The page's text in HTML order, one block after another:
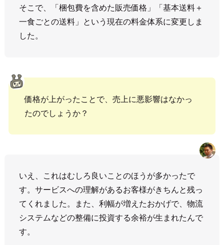
そこで、「梱包費を含めた販売価格」「基本送料＋
一食ごとの送料」という現在の料金体系に変更しま
した。
価格が上がったことで、売上に悪影響はなかっ
たのでしょうか？
いえ、これはむしろ良いことのほうが多かったで
す。サービスへの理解があるお客様がきちんと残っ
てくれました。また、利幅が増えたおかげで、物流
システムなどの整備に投資する余裕が生まれたんで
す。